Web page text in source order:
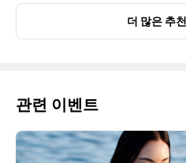
더 많은 추천
관련 이벤트